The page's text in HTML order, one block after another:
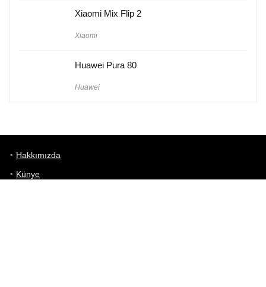
Xiaomi Mix Flip 2
Xiaomi
Huawei Pura 80
Huawei
Hakkımızda
Künye